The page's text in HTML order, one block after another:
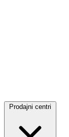
Prodajni centri